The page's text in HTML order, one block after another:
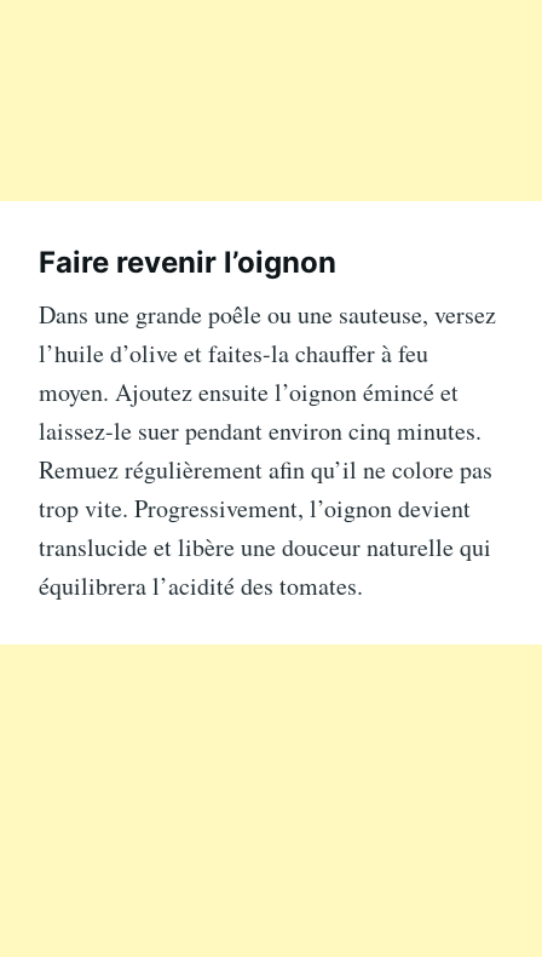
Faire revenir l’oignon
Dans une grande poêle ou une sauteuse, versez
l’huile d’olive et faites-la chauffer à feu
moyen. Ajoutez ensuite l’oignon émincé et
laissez-le suer pendant environ cinq minutes.
Remuez régulièrement afin qu’il ne colore pas
trop vite. Progressivement, l’oignon devient
translucide et libère une douceur naturelle qui
équilibrera l’acidité des tomates.